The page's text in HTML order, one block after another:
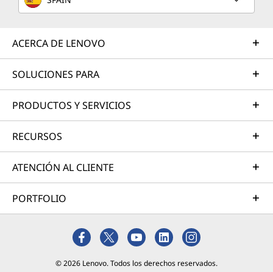
ACERCA DE LENOVO
SOLUCIONES PARA
PRODUCTOS Y SERVICIOS
RECURSOS
ATENCIÓN AL CLIENTE
PORTFOLIO
© 2026 Lenovo. Todos los derechos reservados.